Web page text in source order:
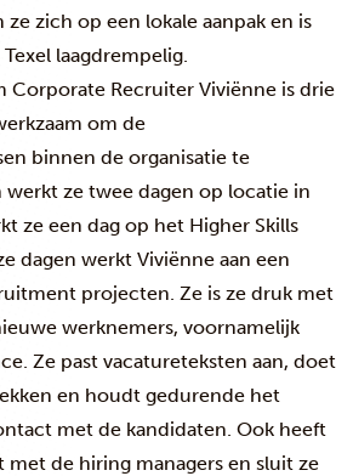
ze zich op een lokale aanpak en is
laagdrempelig.
Corporate Recruiter Viviënne is drie
om de
binnen de organisatie te
werkt ze twee dagen op locatie in
ze een dag op het Higher Skills
dagen werkt Viviënne aan een
projecten. Ze is ze druk met
werknemers, voornamelijk
Ze past vacatureteksten aan, doet
en houdt gedurende het
met de kandidaten. Ook heeft
met de hiring managers en sluit ze